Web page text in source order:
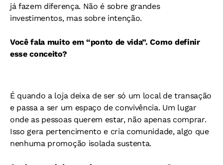
já fazem diferença. Não é sobre grandes
investimentos, mas sobre intenção.
Você fala muito em “ponto de vida”. Como definir
esse conceito?
É quando a loja deixa de ser só um local de transação
e passa a ser um espaço de convivência. Um lugar
onde as pessoas querem estar, não apenas comprar.
Isso gera pertencimento e cria comunidade, algo que
nenhuma promoção isolada sustenta.